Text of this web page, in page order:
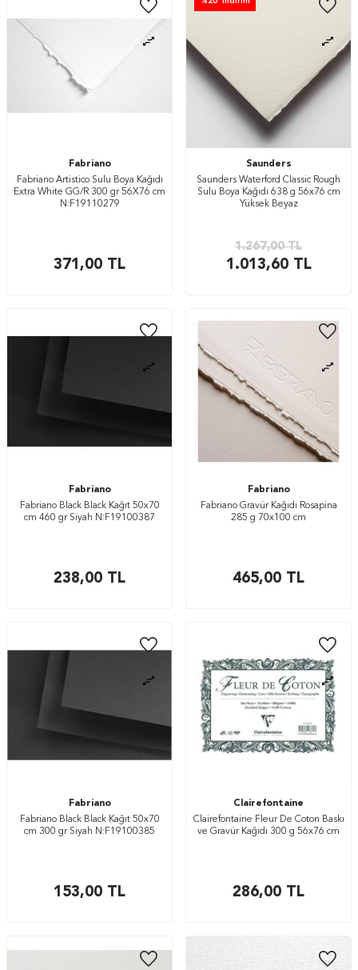
Fabriano
Fabriano Artistico Sulu Boya Kağıdı
Extra White GG/R 300 gr 56X76 cm
N:F19110279
371,00 TL
Saunders
Saunders Waterford Classic Rough
Sulu Boya Kağıdı 638 g 56x76 cm
Yüksek Beyaz
1.267,00TL
1.013,60TL
Fabriano
Fabriano Black Black Kağıt 50x70
cm 460 gr Siyah N:F19100387
238,00 TL
Fabriano
Fabriano Gravür Kağıdı Rosapina
285 g 70x100 cm
465,00 TL
Fabriano
Fabriano Black Black Kağıt 50x70
cm 300 gr Siyah N:F19100385
153,00 TL
Clairefontaine
Clairefontaine Fleur De Coton Baskı
ve Gravür Kağıdı 300 g 56x76 cm
286,00 TL